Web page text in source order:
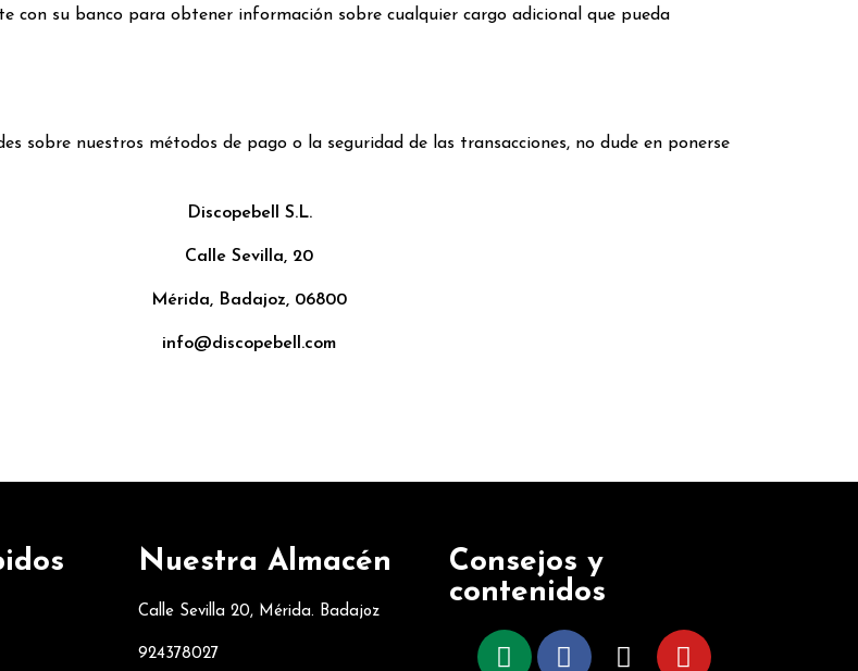
con su banco para obtener información sobre cualquier cargo adicional que pueda
sobre nuestros métodos de pago o la seguridad de las transacciones, no dude en ponerse
Discopebell S.L.
Calle Sevilla, 20
Mérida, Badajoz, 06800
info@discopebell.com
Nuestra Almacén
Calle Sevilla 20, Mérida. Badajoz
924378027
Consejos y
contenidos